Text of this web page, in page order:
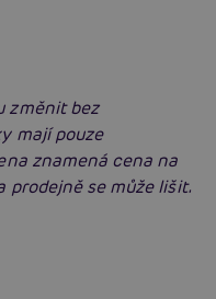
změnit bez
mají pouze
znamená cena na
prodejně se může lišit.
Sexiomů